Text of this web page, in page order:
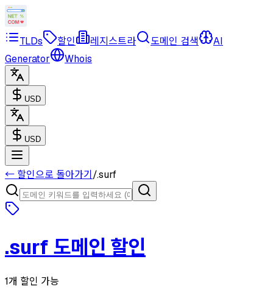
TLDs 할인 레지스트라 도메인 검색
AI
Generator
Whois
USD
USD
← 할인으로 돌아가기 /.surf
.surf 도메인 할인
1개 할인 가능